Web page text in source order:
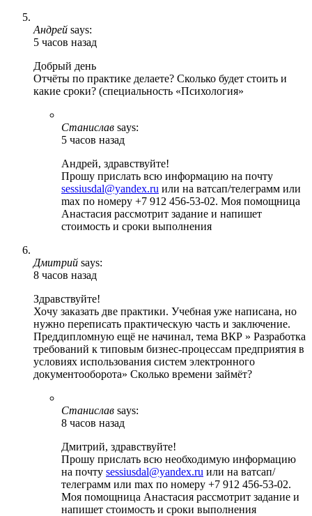
Андрей says:
5 часов назад
Добрый день
Отчёты по практике делаете? Сколько будет стоить и
какие сроки? (специальность «Психология»
Станислав says:
5 часов назад
Андрей, здравствуйте!
Прошу прислать всю информацию на почту
sessiusdal@yandex.ru или на ватсап/телеграмм или
max по номеру +7 912 456-53-02. Моя помощница
Анастасия рассмотрит задание и напишет
стоимость и сроки выполнения
Дмитрий says:
8 часов назад
Здравствуйте!
Хочу заказать две практики. Учебная уже написана, но
нужно переписать практическую часть и заключение.
Преддипломную ещё не начинал, тема ВКР » Разработка
требований к типовым бизнес-процессам предприятия в
условиях использования систем электронного
документооборота» Сколько времени займёт?
Станислав says:
8 часов назад
Дмитрий, здравствуйте!
Прошу прислать всю необходимую информацию
на почту sessiusdal@yandex.ru или на ватсап/
телеграмм или max по номеру +7 912 456-53-02.
Моя помощница Анастасия рассмотрит задание и
напишет стоимость и сроки выполнения